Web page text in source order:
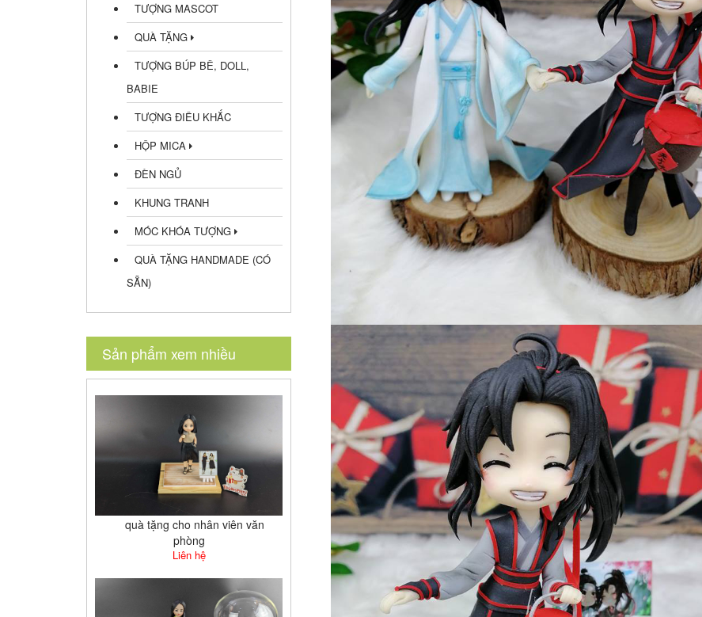
TƯỢNG MASCOT
QUÀ TẶNG
TƯỢNG BÚP BÊ, DOLL,
BABIE
TƯỢNG ĐIÊU KHẮC
HỘP MICA
ĐÈN NGỦ
KHUNG TRANH
MÓC KHÓA TƯỢNG
QUÀ TẶNG HANDMADE (CÓ
SẴN)
Sản phẩm xem nhiều
quà tặng cho nhân viên văn
phòng
Liên hệ